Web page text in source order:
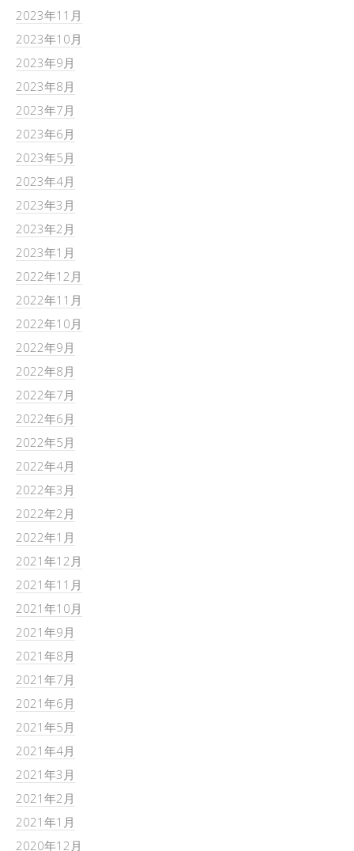
2023年11月
2023年10月
2023年9月
2023年8月
2023年7月
2023年6月
2023年5月
2023年4月
2023年3月
2023年2月
2023年1月
2022年12月
2022年11月
2022年10月
2022年9月
2022年8月
2022年7月
2022年6月
2022年5月
2022年4月
2022年3月
2022年2月
2022年1月
2021年12月
2021年11月
2021年10月
2021年9月
2021年8月
2021年7月
2021年6月
2021年5月
2021年4月
2021年3月
2021年2月
2021年1月
2020年12月